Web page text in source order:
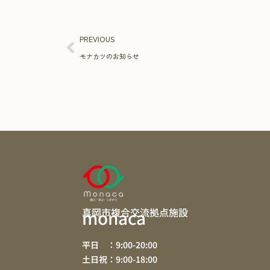
PREVIOUS
モナカツのお知らせ
真岡市複合交流拠点施設
monaca
平日 ：9:00-20:00
土日祝：9:00-18:00